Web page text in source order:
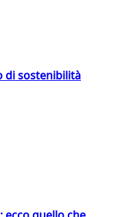
di sostenibilità